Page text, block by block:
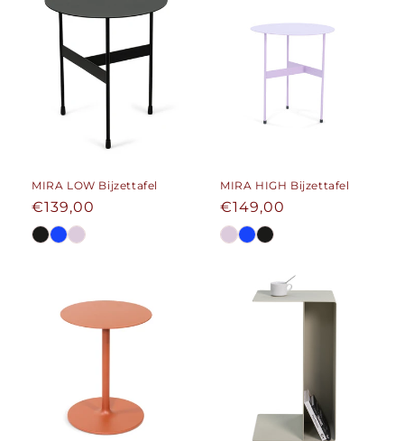
MIRA LOW Bijzettafel
Normale
prijs
€139,00
MIRA HIGH Bijzettafel
Normale
prijs
€149,00